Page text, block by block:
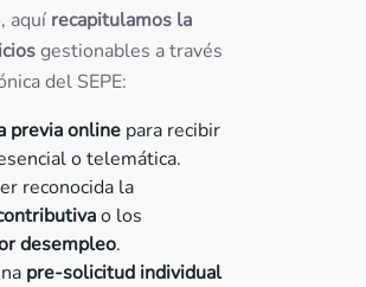
aquí recapitulamos la
gestionables a través
del SEPE:
previa online para recibir
o telemática.
reconocida la
o los
desempleo.
pre-solicitud individual